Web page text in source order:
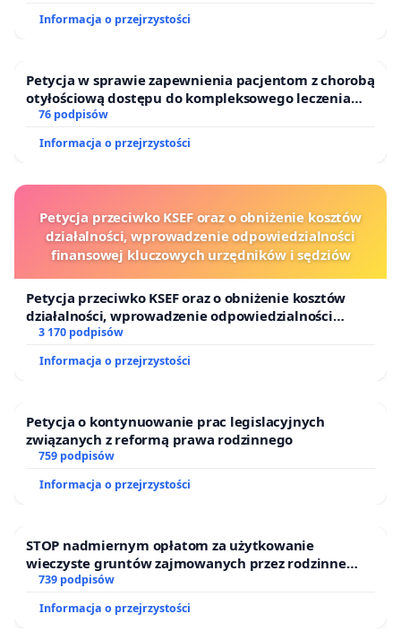
Informacja o przejrzystości
Petycja w sprawie zapewnienia pacjentom z chorobą
otyłościową dostępu do kompleksowego leczenia
oraz programów profilaktycznych.
76 podpisów
Informacja o przejrzystości
Petycja przeciwko KSEF oraz o obniżenie kosztów
działalności, wprowadzenie odpowiedzialności
finansowej kluczowych urzędników i sędziów
Petycja przeciwko KSEF oraz o obniżenie kosztów
działalności, wprowadzenie odpowiedzialności
finansowej kluczowych urzędników i sędziów
3 170 podpisów
Informacja o przejrzystości
Petycja o kontynuowanie prac legislacyjnych
związanych z reformą prawa rodzinnego
759 podpisów
Informacja o przejrzystości
STOP nadmiernym opłatom za użytkowanie
wieczyste gruntów zajmowanych przez rodzinne
ogrody działkowe.
739 podpisów
Informacja o przejrzystości